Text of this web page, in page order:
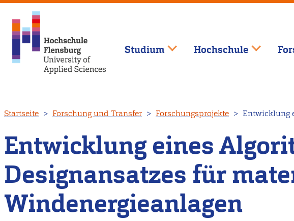
zum
Inhalt
Studium Hochschule
Startseite Forschung und Transfer Forschungsprojekte Entwicklung
Entwicklung eines
Designansatzes für
Windenergieanlagen